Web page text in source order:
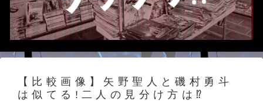
【比較画像】矢野聖人と磯村勇斗
は似てる!二人の見分け方は⁉